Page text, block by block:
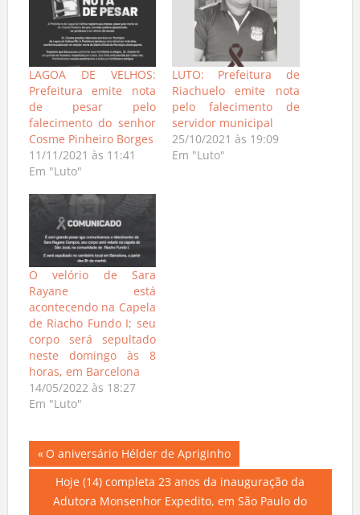
LAGOA DE VELHOS:
Prefeitura emite nota
de pesar pelo
falecimento do senhor
Cosme Pinheiro Borges
11/11/2021 às 11:41
Em "Luto"
LUTO: Prefeitura de
Riachuelo emite nota
pelo falecimento de
servidor municipal
25/10/2021 às 19:09
Em "Luto"
O velório de Sara
Rayane está
acontecendo na Capela
de Riacho Fundo I; seu
corpo será sepultado
neste domingo às 8
horas, em Barcelona
14/05/2022 às 18:27
Em "Luto"
Navegação
de
Previous
Post:
O aniversário Hélder de Apriginho
Next
Post:
Hoje (14) completa 23 anos da inauguração da
Adutora Monsenhor Expedito, em São Paulo do